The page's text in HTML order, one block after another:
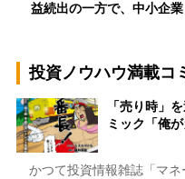
益続出の一方で、中小企
投資ノウハウ満載コ
「売り時」
ミック「俺
かつて投資情報雑誌「マネ